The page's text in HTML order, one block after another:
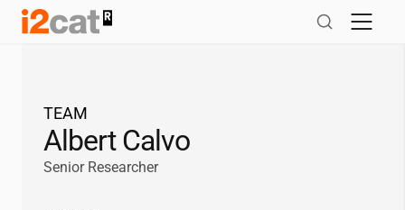
Salta
TEAM
Albert Calvo
Senior Researcher